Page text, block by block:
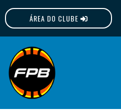
ÁREA DO CLUBE
FPB